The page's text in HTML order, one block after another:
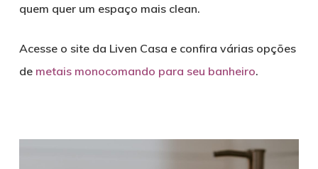
quem quer um espaço mais clean.
Acesse o site da Liven Casa e confira várias opções
de metais monocomando para seu banheiro.